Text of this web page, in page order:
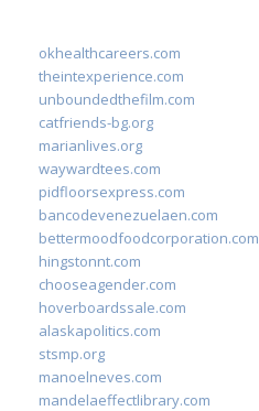
okhealthcareers.com
theintexperience.com
unboundedthefilm.com
catfriends-bg.org
marianlives.org
waywardtees.com
pidfloorsexpress.com
bancodevenezuelaen.com
bettermoodfoodcorporation.com
hingstonnt.com
chooseagender.com
hoverboardssale.com
alaskapolitics.com
stsmp.org
manoelneves.com
mandelaeffectlibrary.com